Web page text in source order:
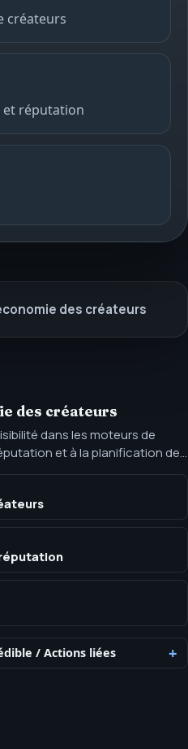
créateurs
et réputation
des créateurs
des créateurs
dans les moteurs de
et à la planification de
SEOH aide les équipes de
à définir le périmètre search,
la sécurité de marque
/Actions liées